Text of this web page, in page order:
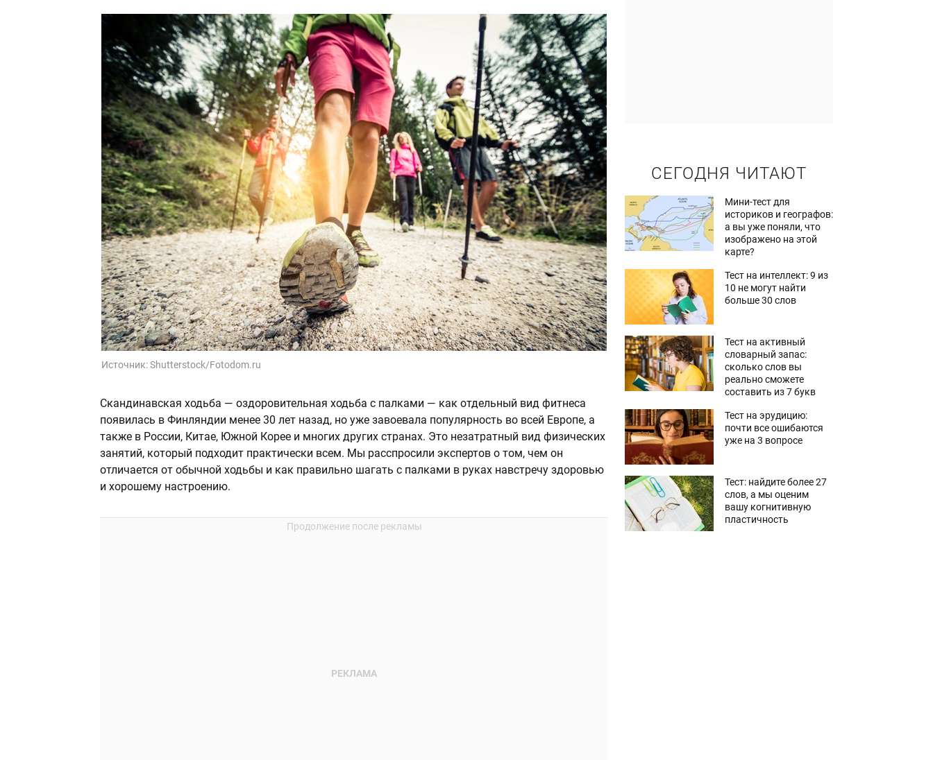
Источник:Shutterstock/Fotodom.ru
Скандинавская ходьба — оздоровительная ходьба с палками — как отдельный вид фитнеса
появилась в Финляндии менее 30 лет назад, но уже завоевала популярность во всей Европе, а
также в России, Китае, Южной Корее и многих других странах. Это незатратный вид физических
занятий, который подходит практически всем. Мы расспросили экспертов о том, чем он
отличается от обычной ходьбы и как правильно шагать с палками в руках навстречу здоровью
и хорошему настроению.
СЕГОДНЯ ЧИТАЮТ
Мини-тест для
историков и географов:
а вы уже поняли, что
изображено на этой
карте?
Тест на интеллект: 9 из
10 не могут найти
больше 30 слов
Тест на активный
словарный запас:
сколько слов вы
реально сможете
составить из 7 букв
Тест на эрудицию:
почти все ошибаются
уже на 3 вопросе
Тест: найдите более 27
слов, а мы оценим
вашу когнитивную
пластичность